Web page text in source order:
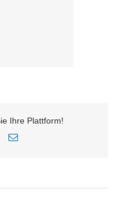
Ihre Plattform!
E-